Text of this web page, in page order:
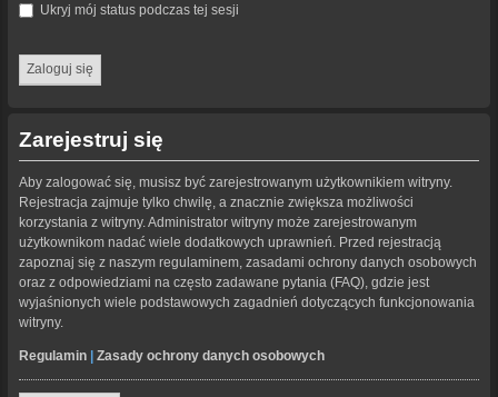
Ukryj mój status podczas tej sesji
Zarejestruj się
Aby zalogować się, musisz być zarejestrowanym użytkownikiem witryny.
Rejestracja zajmuje tylko chwilę, a znacznie zwiększa możliwości
korzystania z witryny. Administrator witryny może zarejestrowanym
użytkownikom nadać wiele dodatkowych uprawnień. Przed rejestracją
zapoznaj się z naszym regulaminem, zasadami ochrony danych osobowych
oraz z odpowiedziami na często zadawane pytania (FAQ), gdzie jest
wyjaśnionych wiele podstawowych zagadnień dotyczących funkcjonowania
witryny.
Regulamin Zasady ochrony danych osobowych